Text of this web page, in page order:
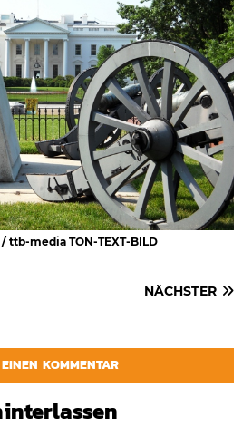
ttb-media TON-TEXT-BILD
NÄCHSTER
KOMMENTAR